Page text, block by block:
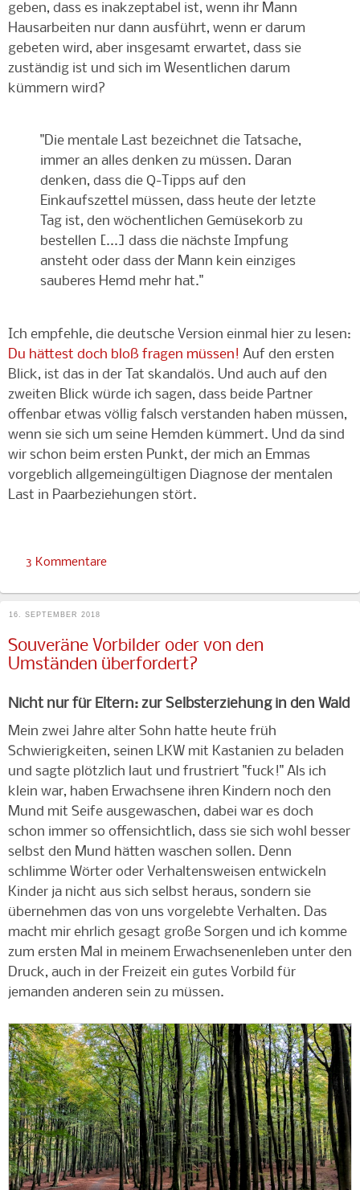
geben, dass es inakzeptabel ist, wenn ihr Mann
Hausarbeiten nur dann ausführt, wenn er darum
gebeten wird, aber insgesamt erwartet, dass sie
zuständig ist und sich im Wesentlichen darum
kümmern wird?
"Die mentale Last bezeichnet die Tatsache,
immer an alles denken zu müssen. Daran
denken, dass die Q-Tipps auf den
Einkaufszettel müssen, dass heute der letzte
Tag ist, den wöchentlichen Gemüsekorb zu
bestellen [...] dass die nächste Impfung
ansteht oder dass der Mann kein einziges
sauberes Hemd mehr hat."
Ich empfehle, die deutsche Version einmal hier zu lesen:
Du hättest doch bloß fragen müssen! Auf den ersten
Blick, ist das in der Tat skandalös. Und auch auf den
zweiten Blick würde ich sagen, dass beide Partner
offenbar etwas völlig falsch verstanden haben müssen,
wenn sie sich um seine Hemden kümmert. Und da sind
wir schon beim ersten Punkt, der mich an Emmas
vorgeblich allgemeingültigen Diagnose der mentalen
Last in Paarbeziehungen stört.
3 Kommentare
16. SEPTEMBER 2018
Souveräne Vorbilder oder von den
Umständen überfordert?
Nicht nur für Eltern: zur Selbsterziehung in den Wald
Mein zwei Jahre alter Sohn hatte heute früh
Schwierigkeiten, seinen LKW mit Kastanien zu beladen
und sagte plötzlich laut und frustriert "fuck!" Als ich
klein war, haben Erwachsene ihren Kindern noch den
Mund mit Seife ausgewaschen, dabei war es doch
schon immer so offensichtlich, dass sie sich wohl besser
selbst den Mund hätten waschen sollen. Denn
schlimme Wörter oder Verhaltensweisen entwickeln
Kinder ja nicht aus sich selbst heraus, sondern sie
übernehmen das von uns vorgelebte Verhalten. Das
macht mir ehrlich gesagt große Sorgen und ich komme
zum ersten Mal in meinem Erwachsenenleben unter den
Druck, auch in der Freizeit ein gutes Vorbild für
jemanden anderen sein zu müssen.